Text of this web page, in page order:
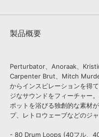
製品概要
Perturbator、Anoraak、
Carpenter Brut、Mitch
からインスピレーションを得
ジなサウンドをフィーチャー
ポットを浴びる独創的な素材
プ、レトロウェーブなどのジ
- 80 Drum Loops (40フル、